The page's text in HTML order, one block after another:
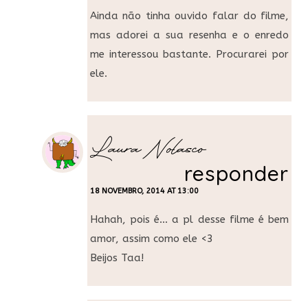
Ainda não tinha ouvido falar do filme,
mas adorei a sua resenha e o enredo
me interessou bastante. Procurarei por
ele.
Laura Nolasco
18 NOVEMBRO, 2014 AT 13:00
responder
Hahah, pois é… a pl desse filme é bem
amor, assim como ele <3
Beijos Taa!